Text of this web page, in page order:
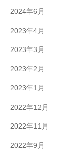
2024年6月
2023年4月
2023年3月
2023年2月
2023年1月
2022年12月
2022年11月
2022年9月